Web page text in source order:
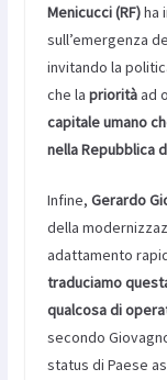
Menicucci (RF)ha
sull’emergenza
invitando la
che la priorità ad
capitale umano
nella Repubblica
Infine, Gerardo
della
adattamento
traduciamo
qualcosa di
secondo
status di Paese